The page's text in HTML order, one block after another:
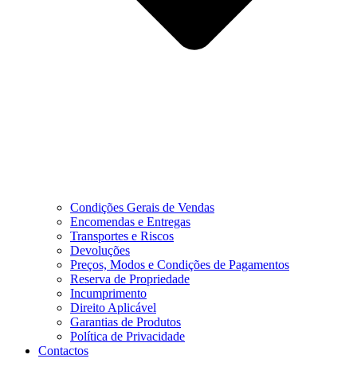
Condições Gerais de Vendas
Encomendas e Entregas
Transportes e Riscos
Devoluções
Preços, Modos e Condições de Pagamentos
Reserva de Propriedade
Incumprimento
Direito Aplicável
Garantias de Produtos
Política de Privacidade
Contactos